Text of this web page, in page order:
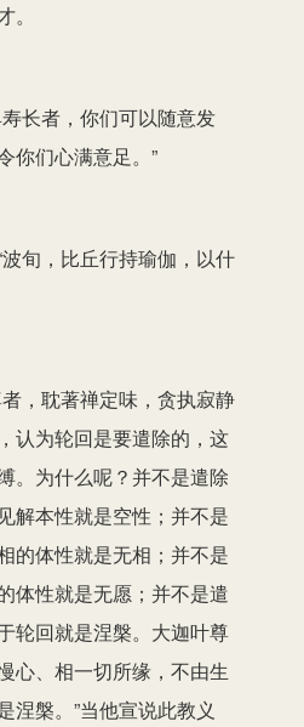
长者，你们可以随意发
你们心满意足。”
旬，比丘行持瑜伽，以什
，耽著禅定味，贪执寂静
认为轮回是要遣除的，这
。为什么呢？并不是遣除
解本性就是空性；并不是
的体性就是无相；并不是
体性就是无愿；并不是遣
轮回就是涅槃。大迦叶尊
心、相一切所缘，不由生
涅槃。”当他宣说此教义